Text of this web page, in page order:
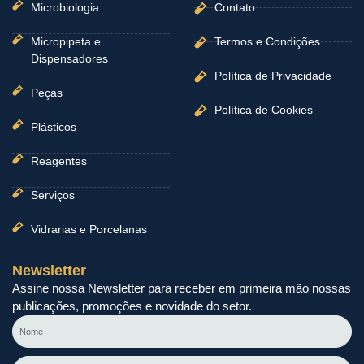
Microbiologia
Micropipeta e
Dispensadores
Peças
Plásticos
Reagentes
Serviços
Vidrarias e Porcelanas
Contato
Termos e Condições
Política de Privacidade
Política de Cookies
Newsletter
Assine nossa Newsletter para receber em primeira mão nossas
publicações, promoções e novidade do setor.
Nome